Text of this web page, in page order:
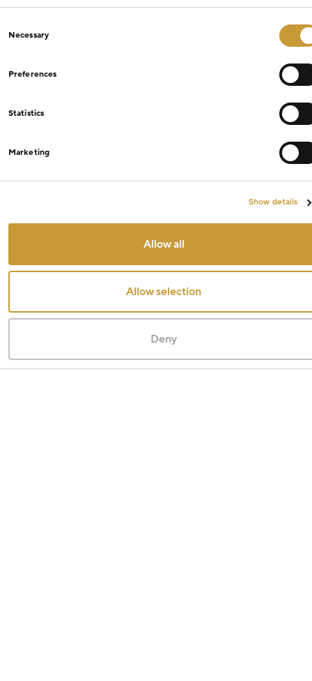
Selection
Necessary
Preferences
Statistics
Marketing
Show details
Allow all
Allow selection
Deny
Filtry
Od Kč Do Kč
20% sleva(1 690)